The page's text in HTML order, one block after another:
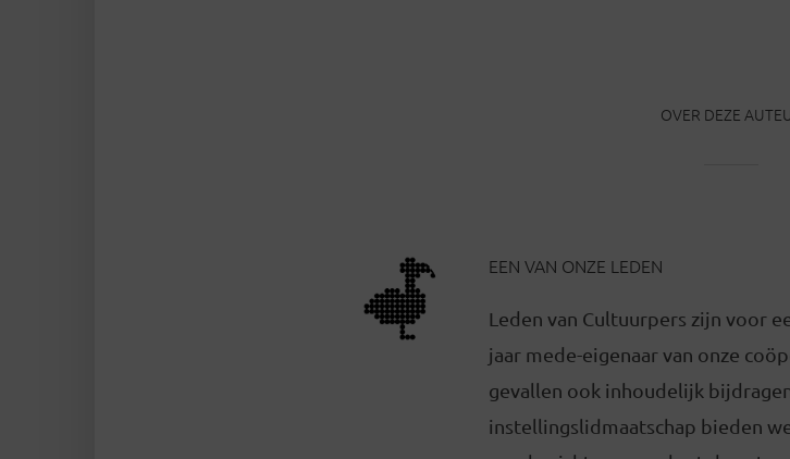
OVER DEZE
EEN VAN ONZE LEDEN
Leden van Cultuurpers zijn voor
jaar mede-eigenaar van onze
gevallen ook inhoudelijk
instellingslidmaatschap bieden